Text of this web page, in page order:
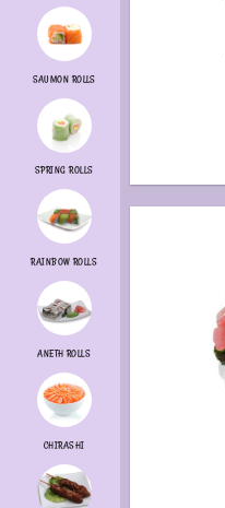
SAUMON ROLLS
SPRING ROLLS
RAINBOW ROLLS
ANETH ROLLS
CHIRASHI